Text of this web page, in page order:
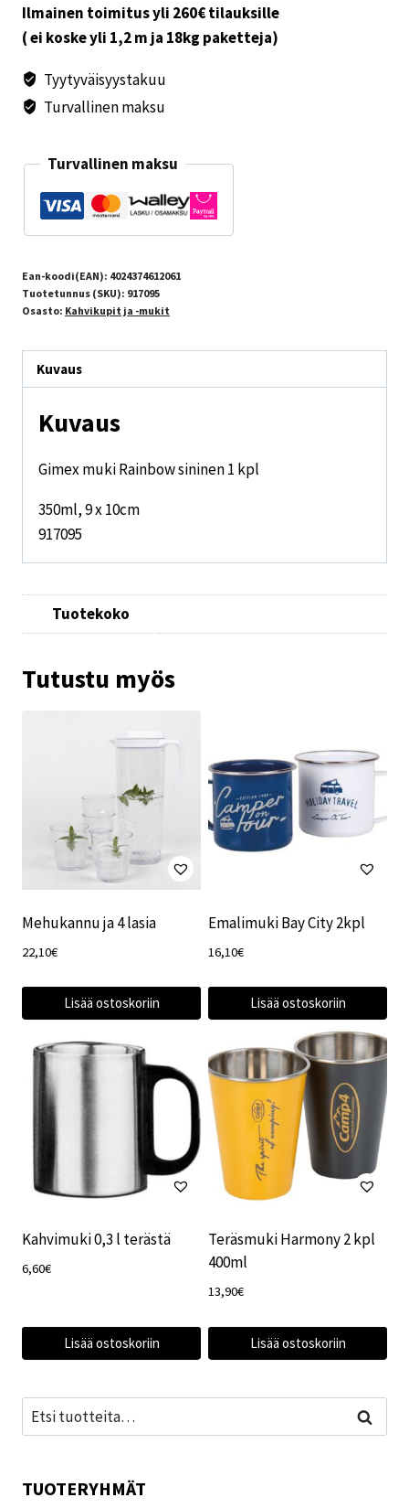
kpl
määrä
Ilmainen toimitus yli 260€ tilauksille
( ei koske yli 1,2 m ja 18kg paketteja)
Tyytyväisyystakuu
Turvallinen maksu
Turvallinen maksu
Ean-koodi(EAN): 4024374612061
Tuotetunnus (SKU): 917095
Osasto: Kahvikupit ja -mukit
Kuvaus
Kuvaus
Gimex muki Rainbow sininen 1 kpl
350ml, 9 x 10cm
917095
Tuotekoko
Tutustu myös
Mehukannu ja 4 lasia
22,10€
Lisää ostoskoriin
Emalimuki Bay City 2kpl
16,10€
Lisää ostoskoriin
Kahvimuki 0,3 l terästä
6,60€
Lisää ostoskoriin
Teräsmuki Harmony 2 kpl
400ml
13,90€
Lisää ostoskoriin
Etsi: Haku
TUOTERYHMÄT